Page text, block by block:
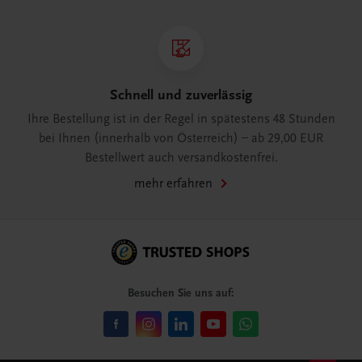
Schnell und zuverlässig
Ihre Bestellung ist in der Regel in spätestens 48 Stunden
bei Ihnen (innerhalb von Österreich) – ab 29,00 EUR
Bestellwert auch versandkostenfrei.
mehr erfahren
Besuchen Sie uns auf: